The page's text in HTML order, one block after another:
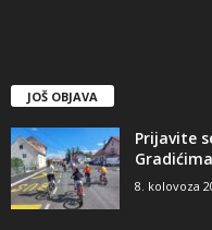
JOŠ OBJAVA
Prijavite
Gradićima
8. kolovoza